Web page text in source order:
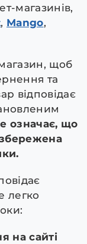
магазинів,
, Mango,
щоб
та
відповідає
означає, що
легко
на сайті